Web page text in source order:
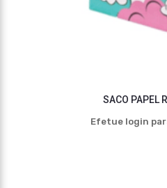
SACO PAPEL
Efetue login